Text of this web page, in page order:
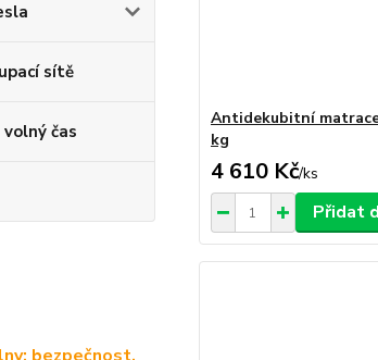
sítě
čas
Antidekubitní
kg
4 610 Kč/ks
Přidat